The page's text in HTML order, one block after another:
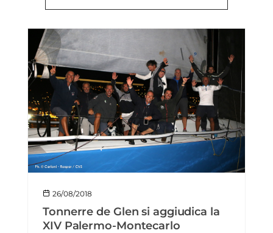
26/08/2018
Tonnerre de Glen si aggiudica la
XIV Palermo-Montecarlo